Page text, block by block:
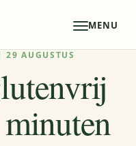
MENU
29 AUGUSTUS